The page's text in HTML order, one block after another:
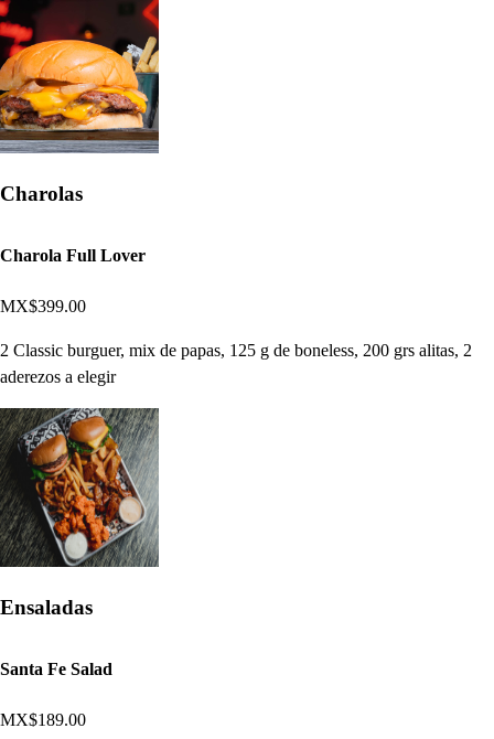
Charolas
Charola Full Lover
MX$399.00
2 Classic burguer, mix de papas, 125 g de boneless, 200 grs alitas, 2
aderezos a elegir
Ensaladas
Santa Fe Salad
MX$189.00